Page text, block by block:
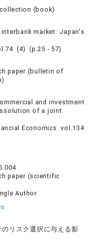
(book)
market: Japan's
(4) (p.25 - 57)
paper (bulletin of
and investment
of a joint
Economics vol.134
paper (scientific
Author
リスク選択に与える影